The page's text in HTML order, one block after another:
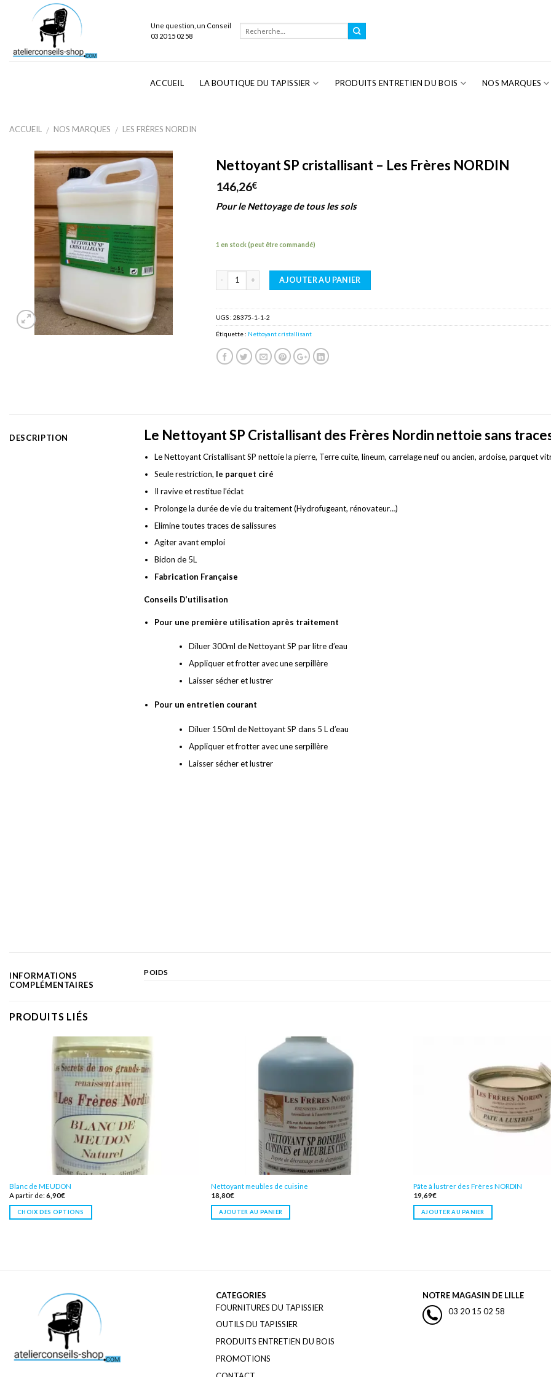
Une question, un Conseil
03 20 15 02 58
ACCUEIL LA BOUTIQUE DU TAPISSIER PRODUITS ENTRETIEN DU BOIS NOS MARQUES
ACCUEIL / NOS MARQUES / LES FRÈRES NORDIN
Nettoyant SP cristallisant – Les Frères NORDIN
146,26€
Pour le Nettoyage de tous les sols
1 en stock (peut être commandé)
AJOUTER AU PANIER
UGS : 28375-1-1-2
Étiquette : Nettoyant cristallisant
DESCRIPTION Le Nettoyant SP Cristallisant des Frères Nordin nettoie sans
Le Nettoyant Cristallisant SP nettoie la pierre, Terre cuite, lineum, carrelage neuf ou ancien, ardoise, parquet
Seule restriction, le parquet ciré
Il ravive et restitue l’éclat
Prolonge la durée de vie du traitement (Hydrofugeant, rénovateur…)
Elimine toutes traces de salissures
Agiter avant emploi
Bidon de 5L
Fabrication Française
Conseils D’utilisation
Pour une première utilisation après traitement
Diluer 300ml de Nettoyant SP par litre d’eau
Appliquer et frotter avec une serpillère
Laisser sécher et lustrer
Pour un entretien courant
Diluer 150ml de Nettoyant SP dans 5 L d’eau
Appliquer et frotter avec une serpillère
Laisser sécher et lustrer
INFORMATIONS
COMPLÉMENTAIRES
POIDS
PRODUITS LIÉS
Blanc de MEUDON
A partir de:6,90€
CHOIX DES OPTIONS
Nettoyant meubles de cuisine
18,80€
AJOUTER AU PANIER
Pâte à lustrer des Frères NORDIN
19,69€
AJOUTER AU PANIER
CATEGORIES
FOURNITURES DU TAPISSIER
OUTILS DU TAPISSIER
PRODUITS ENTRETIEN DU BOIS
PROMOTIONS
NOTRE MAGASIN DE LILLE
03 20 15 02 58